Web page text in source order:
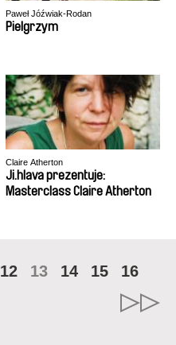
Paweł Jóźwiak-Rodan
Pielgrzym
Claire Atherton
Ji.hlava prezentuje:
Masterclass Claire Atherton
12 13 14 15
16